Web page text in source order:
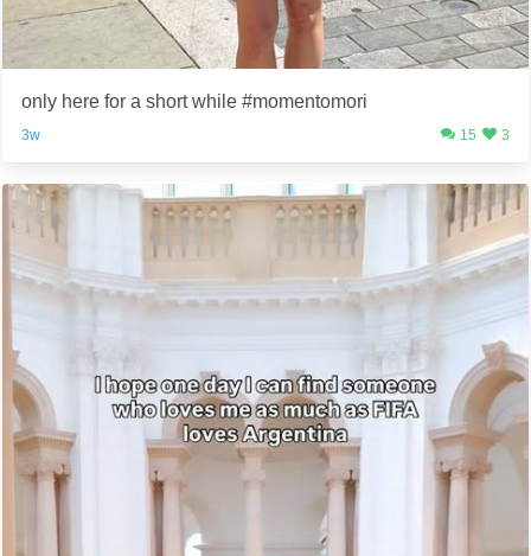
only here for a short while #momentomori
3w 15 3